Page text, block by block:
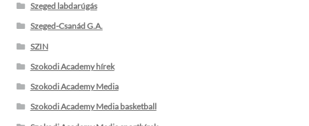
Szeged labdarúgás
Szeged-Csanád G.A.
SZIN
Szokodi Academy hírek
Szokodi Academy Media
Szokodi Academy Media basketball